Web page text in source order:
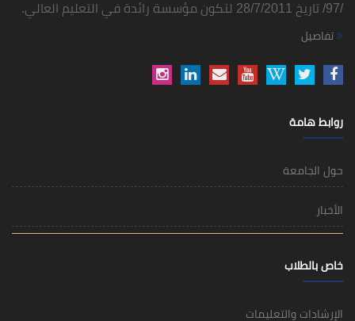
/97/ تاريخ 28/7/2011 لتكون مؤسسة رائدة في التعليم العالي.
تفاصيل
روابط هامة
حول الجامعة
الأخبار
خاص بالطلاب
الإرشادات والتعليمات